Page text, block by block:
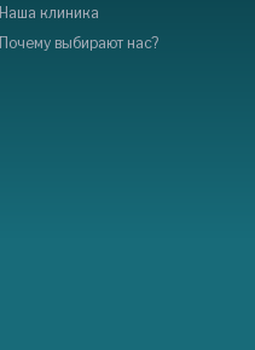
Наша клиника
Почему выбирают нас?